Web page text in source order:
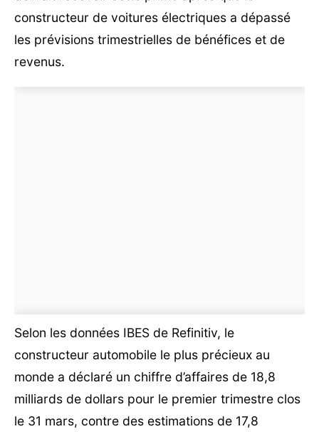
constructeur de voitures électriques a dépassé
les prévisions trimestrielles de bénéfices et de
revenus.
Selon les données IBES de Refinitiv, le
constructeur automobile le plus précieux au
monde a déclaré un chiffre d’affaires de 18,8
milliards de dollars pour le premier trimestre clos
le 31 mars, contre des estimations de 17,8